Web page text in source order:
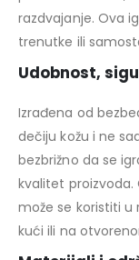
razdvajanje. Ova
trenutke ili
Udobnost,
Izrađena od
dečiju kožu i ne
bezbrižno da se
kvalitet
može se koristiti u
kući ili na